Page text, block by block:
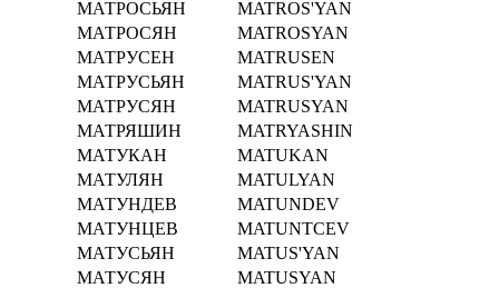
МАТРОСЬЯН
MATROS'YAN
МАТРОСЯН
MATROSYAN
МАТРУСЕН
MATRUSEN
МАТРУСЬЯН
MATRUS'YAN
МАТРУСЯН
MATRUSYAN
МАТРЯШИН
MATRYASHIN
МАТУКАН
MATUKAN
МАТУЛЯН
MATULYAN
МАТУНДЕВ
MATUNDEV
МАТУНЦЕВ
MATUNTCEV
МАТУСЬЯН
MATUS'YAN
МАТУСЯН
MATUSYAN